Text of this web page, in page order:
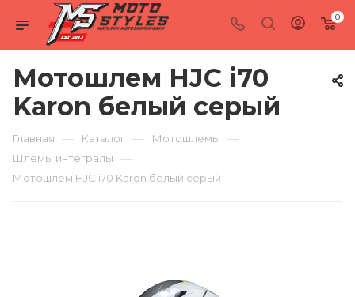
0
Мотошлем HJC i70
Karon белый серый
Главная — Каталог — Мотошлемы —
Шлемы интегралы —
Мотошлем HJC i70 Karon белый серый